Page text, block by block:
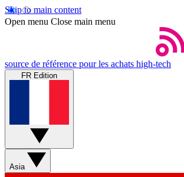
Skip to main content
Open menu Close main menu
source de référence pour les achats high-tech
FR Edition
Asia